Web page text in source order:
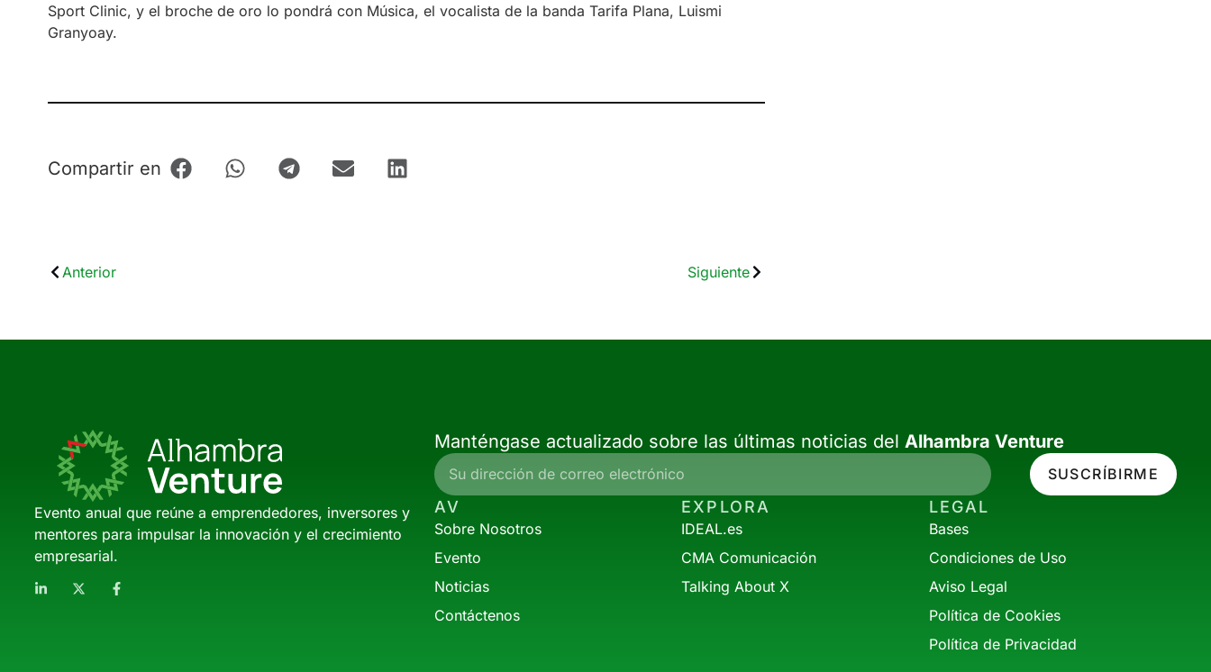
Sport Clinic, y el broche de oro lo pondrá con Música, el vocalista de la banda Tarifa Plana, Luismi
Granyoay.
Compartir en
Anterior Siguiente
Evento anual que reúne a emprendedores, inversores y
mentores para impulsar la innovación y el crecimiento
empresarial.
Manténgase actualizado sobre las últimas noticias del Alhambra Venture
SUSCRÍBIRME
AV
Sobre Nosotros
Evento
Noticias
Contáctenos
EXPLORA
IDEAL.es
CMA Comunicación
Talking About X
LEGAL
Bases
Condiciones de Uso
Aviso Legal
Política de Cookies
Política de Privacidad